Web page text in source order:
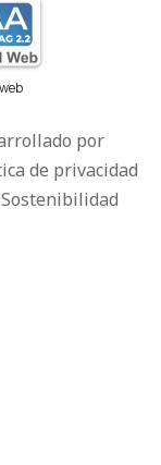
por
de privacidad